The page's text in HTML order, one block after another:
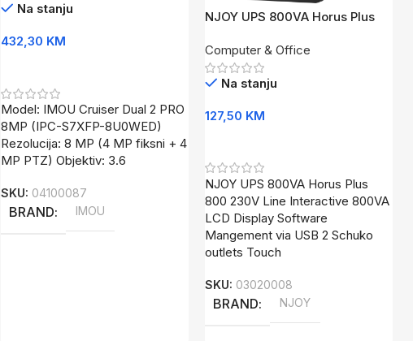
Na stanju
432,30 KM
Model: IMOU Cruiser Dual 2 PRO
8MP (IPC-S7XFP-8U0WED)
Rezolucija: 8 MP (4 MP fiksni + 4
MP PTZ) Objektiv: 3.6
SKU: 04100087
BRAND IMOU
NJOY UPS 800VA Horus Plus
Computer & Office
Na stanju
127,50 KM
NJOY UPS 800VA Horus Plus
800 230V Line Interactive 800VA
LCD Display Software
Mangement via USB 2 Schuko
outlets Touch
SKU: 03020008
BRAND NJOY